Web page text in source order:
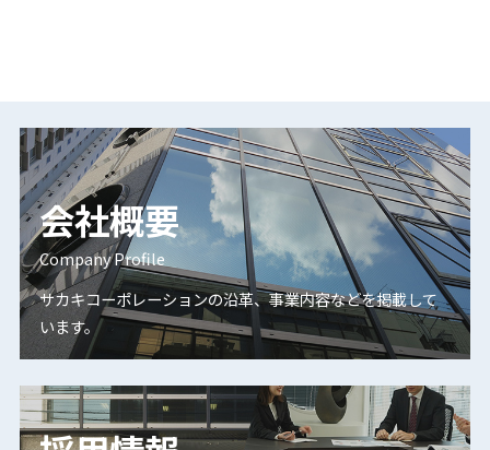
会社概要
Company Profile
サカキコーポレーションの沿革、事業内容などを掲載して
います。